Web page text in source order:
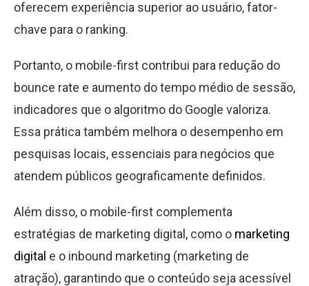
oferecem experiência superior ao usuário, fator-
chave para o ranking.
Portanto, o mobile-first contribui para redução do
bounce rate e aumento do tempo médio de sessão,
indicadores que o algoritmo do Google valoriza.
Essa prática também melhora o desempenho em
pesquisas locais, essenciais para negócios que
atendem públicos geograficamente definidos.
Além disso, o mobile-first complementa
estratégias de marketing digital, como o marketing
digital e o inbound marketing (marketing de
atração), garantindo que o conteúdo seja acessível